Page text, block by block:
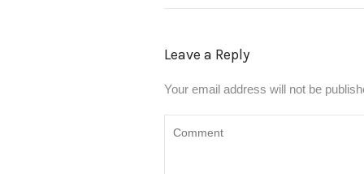
Leave a Reply
Your email address will not be